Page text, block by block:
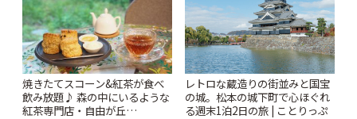
焼きたてスコーン&紅茶が食べ
飲み放題♪ 森の中にいるような
紅茶専門店・自由が丘
レトロな蔵造りの街並みと国宝
の城。松本の城下町で心ほぐれ
る週末1泊2日の旅 | ことりっぷ